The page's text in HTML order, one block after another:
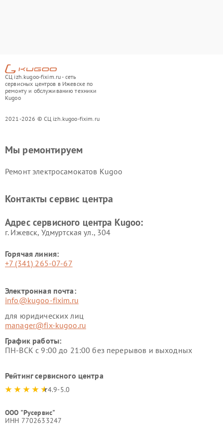
СЦ izh.kugoo-fixim.ru - сеть
сервисных центров в Ижевске по
ремонту и обслуживанию техники
Kugoo
2021-2026 © СЦ izh.kugoo-fixim.ru
Мы ремонтируем
Ремонт электросамокатов Kugoo
Контакты сервис центра
Адрес сервисного центра Kugoo:
г. Ижевск, Удмуртская ул., 304
Горячая линия:
+7 (341) 265-07-67
Электронная почта:
info@kugoo-fixim.ru
для юридических лиц
manager@fix-kugoo.ru
График работы:
ПН-ВСК с 9:00 до 21:00 без перерывов и выходных
Рейтинг сервисного центра
4.9-5.0
ООО "Русервис"
ИНН 7702633247